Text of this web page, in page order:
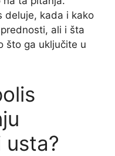
deluje, kada i kako
ali i šta
što ga uključite u
usta?